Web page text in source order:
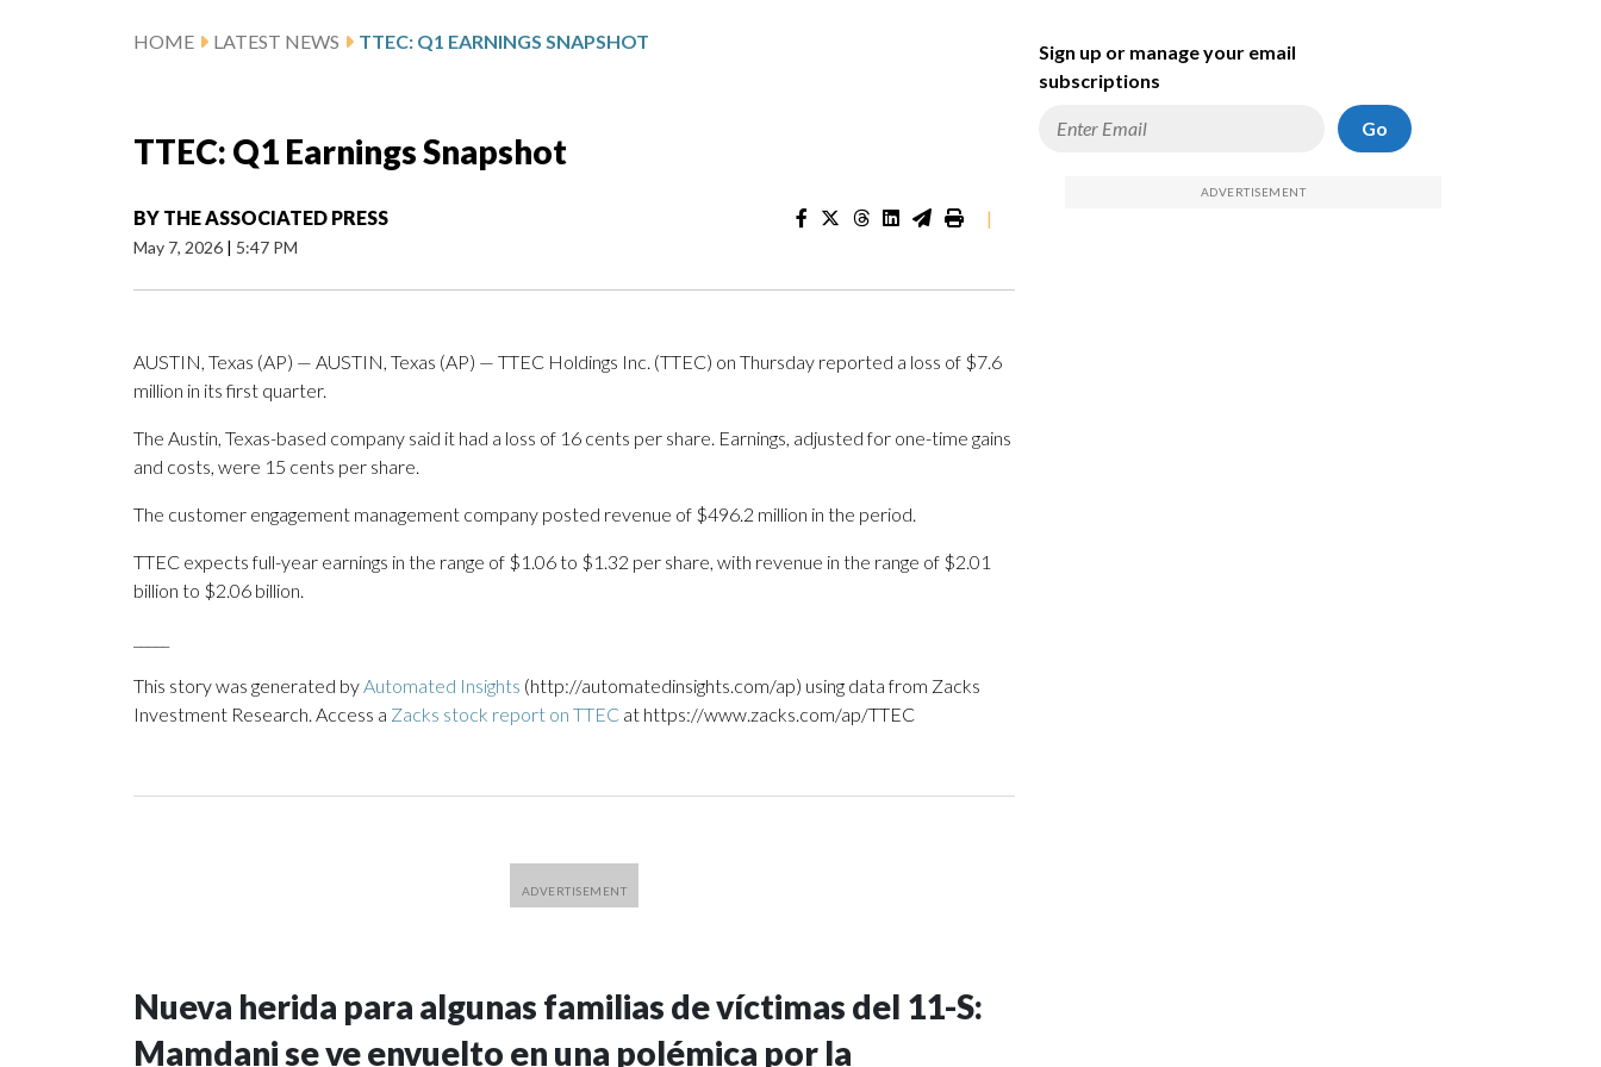
HOME LATEST NEWS TTEC: Q1 EARNINGS SNAPSHOT
TTEC: Q1 Earnings Snapshot
BY THE ASSOCIATED PRESS
May 7, 2026 | 5:47 PM
|
AUSTIN, Texas (AP) — AUSTIN, Texas (AP) — TTEC Holdings Inc. (TTEC) on Thursday reported a loss of $7.6
million in its first quarter.
The Austin, Texas-based company said it had a loss of 16 cents per share. Earnings, adjusted for one-time gains
and costs, were 15 cents per share.
The customer engagement management company posted revenue of $496.2 million in the period.
TTEC expects full-year earnings in the range of $1.06 to $1.32 per share, with revenue in the range of $2.01
billion to $2.06 billion.
This story was generated byAutomated Insights (http://automatedinsights.com/ap) using data from Zacks
Investment Research. Access a Zacks stock report on TTEC at https://www.zacks.com/ap/TTEC
Nueva herida para algunas familias de víctimas del 11-S:
Mamdani se ve envuelto en una polémica por la
Sign up or manage your email
subscriptions
Go